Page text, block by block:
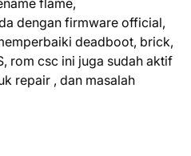
dengan firmware official,
deadboot, brick,
rom csc ini juga sudah aktif
repair , dan masalah